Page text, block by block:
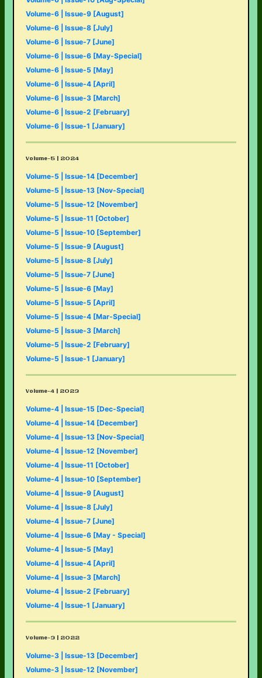
Volume-6 | Issue-9 [August]
Volume-6 | Issue-8 [July]
Volume-6 | Issue-7 [June]
Volume-6 | Issue-6 [May-Special]
Volume-6 | Issue-5 [May]
Volume-6 | Issue-4 [April]
Volume-6 | Issue-3 [March]
Volume-6 | Issue-2 [February]
Volume-6 | Issue-1 [January]
Volume-5 | 2024
Volume-5 | Issue-14 [December]
Volume-5 | Issue-13 [Nov-Special]
Volume-5 | Issue-12 [November]
Volume-5 | Issue-11 [October]
Volume-5 | Issue-10 [September]
Volume-5 | Issue-9 [August]
Volume-5 | Issue-8 [July]
Volume-5 | Issue-7 [June]
Volume-5 | Issue-6 [May]
Volume-5 | Issue-5 [April]
Volume-5 | Issue-4 [Mar-Special]
Volume-5 | Issue-3 [March]
Volume-5 | Issue-2 [February]
Volume-5 | Issue-1 [January]
Volume-4 | 2023
Volume-4 | Issue-15 [Dec-Special]
Volume-4 | Issue-14 [December]
Volume-4 | Issue-13 [Nov-Special]
Volume-4 | Issue-12 [November]
Volume-4 | Issue-11 [October]
Volume-4 | Issue-10 [September]
Volume-4 | Issue-9 [August]
Volume-4 | Issue-8 [July]
Volume-4 | Issue-7 [June]
Volume-4 | Issue-6 [May - Special]
Volume-4 | Issue-5 [May]
Volume-4 | Issue-4 [April]
Volume-4 | Issue-3 [March]
Volume-4 | Issue-2 [February]
Volume-4 | Issue-1 [January]
Volume-3 | 2022
Volume-3 | Issue-13 [December]
Volume-3 | Issue-12 [November]